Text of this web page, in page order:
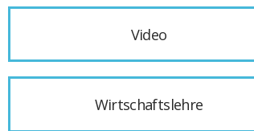
Video
Wirtschaftslehre